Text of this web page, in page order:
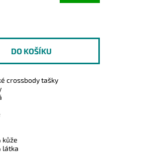
crossbody tašky
kůže
látka